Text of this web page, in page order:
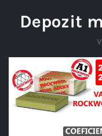
Depozit